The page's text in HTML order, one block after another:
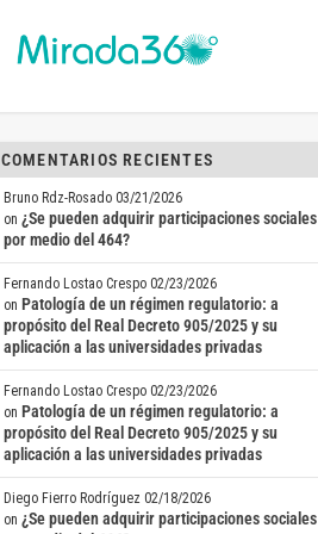
COMENTARIOS RECIENTES
Bruno Rdz-Rosado 03/21/2026
on ¿Se pueden adquirir participaciones sociales
por medio del 464?
Fernando Lostao Crespo 02/23/2026
on Patología de un régimen regulatorio: a
propósito del Real Decreto 905/2025 y su
aplicación a las universidades privadas
Fernando Lostao Crespo 02/23/2026
on Patología de un régimen regulatorio: a
propósito del Real Decreto 905/2025 y su
aplicación a las universidades privadas
Diego Fierro Rodríguez 02/18/2026
on ¿Se pueden adquirir participaciones sociales